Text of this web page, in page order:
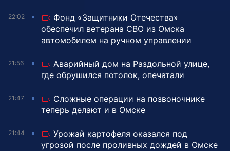
22:02
Фонд «Защитники Отечества»
обеспечил ветерана СВО из Омска
автомобилем на ручном управлении
21:56
Аварийный дом на Раздольной улице,
где обрушился потолок, опечатали
21:47
Сложные операции на позвоночнике
теперь делают и в Омске
21:44
Урожай картофеля оказался под
угрозой после проливных дождей в Омске